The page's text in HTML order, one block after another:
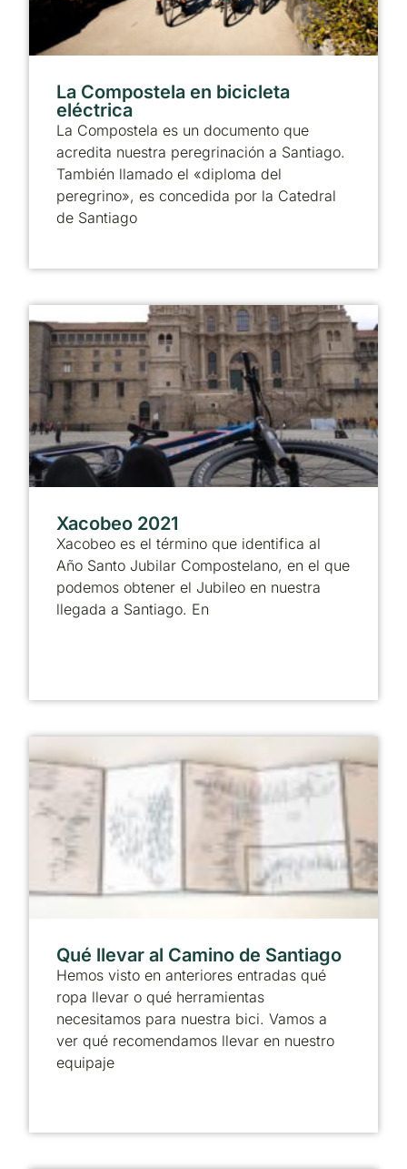
La Compostela en bicicleta
eléctrica
La Compostela es un documento que
acredita nuestra peregrinación a Santiago.
También llamado el «diploma del
peregrino», es concedida por la Catedral
de Santiago
Xacobeo 2021
Xacobeo es el término que identifica al
Año Santo Jubilar Compostelano, en el que
podemos obtener el Jubileo en nuestra
llegada a Santiago. En
Qué llevar al Camino de Santiago
Hemos visto en anteriores entradas qué
ropa llevar o qué herramientas
necesitamos para nuestra bici. Vamos a
ver qué recomendamos llevar en nuestro
equipaje